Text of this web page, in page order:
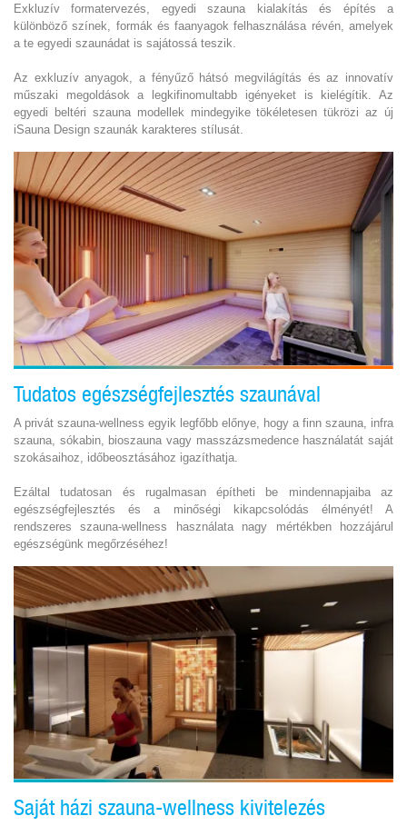
Exkluzív formatervezés, egyedi szauna kialakítás és építés a
különböző színek, formák és faanyagok felhasználása révén, amelyek
a te egyedi szaunádat is sajátossá teszik.
Az exkluzív anyagok, a fényűző hátsó megvilágítás és az innovatív
műszaki megoldások a legkifinomultabb igényeket is kielégítik. Az
egyedi beltéri szauna modellek mindegyike tökéletesen tükrözi az új
iSauna Design szaunák karakteres stílusát.
Tudatos egészségfejlesztés szaunával
A privát szauna-wellness egyik legfőbb előnye, hogy a finn szauna, infra
szauna, sókabin, bioszauna vagy masszázsmedence használatát saját
szokásaihoz, időbeosztásához igazíthatja.
Ezáltal tudatosan és rugalmasan építheti be mindennapjaiba az
egészségfejlesztés és a minőségi kikapcsolódás élményét! A
rendszeres szauna-wellness használata nagy mértékben hozzájárul
egészségünk megőrzéséhez!
Saját házi szauna-wellness kivitelezés